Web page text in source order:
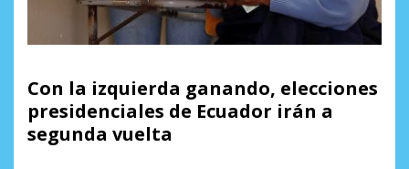
Con la izquierda ganando, elecciones
presidenciales de Ecuador irán a
segunda vuelta